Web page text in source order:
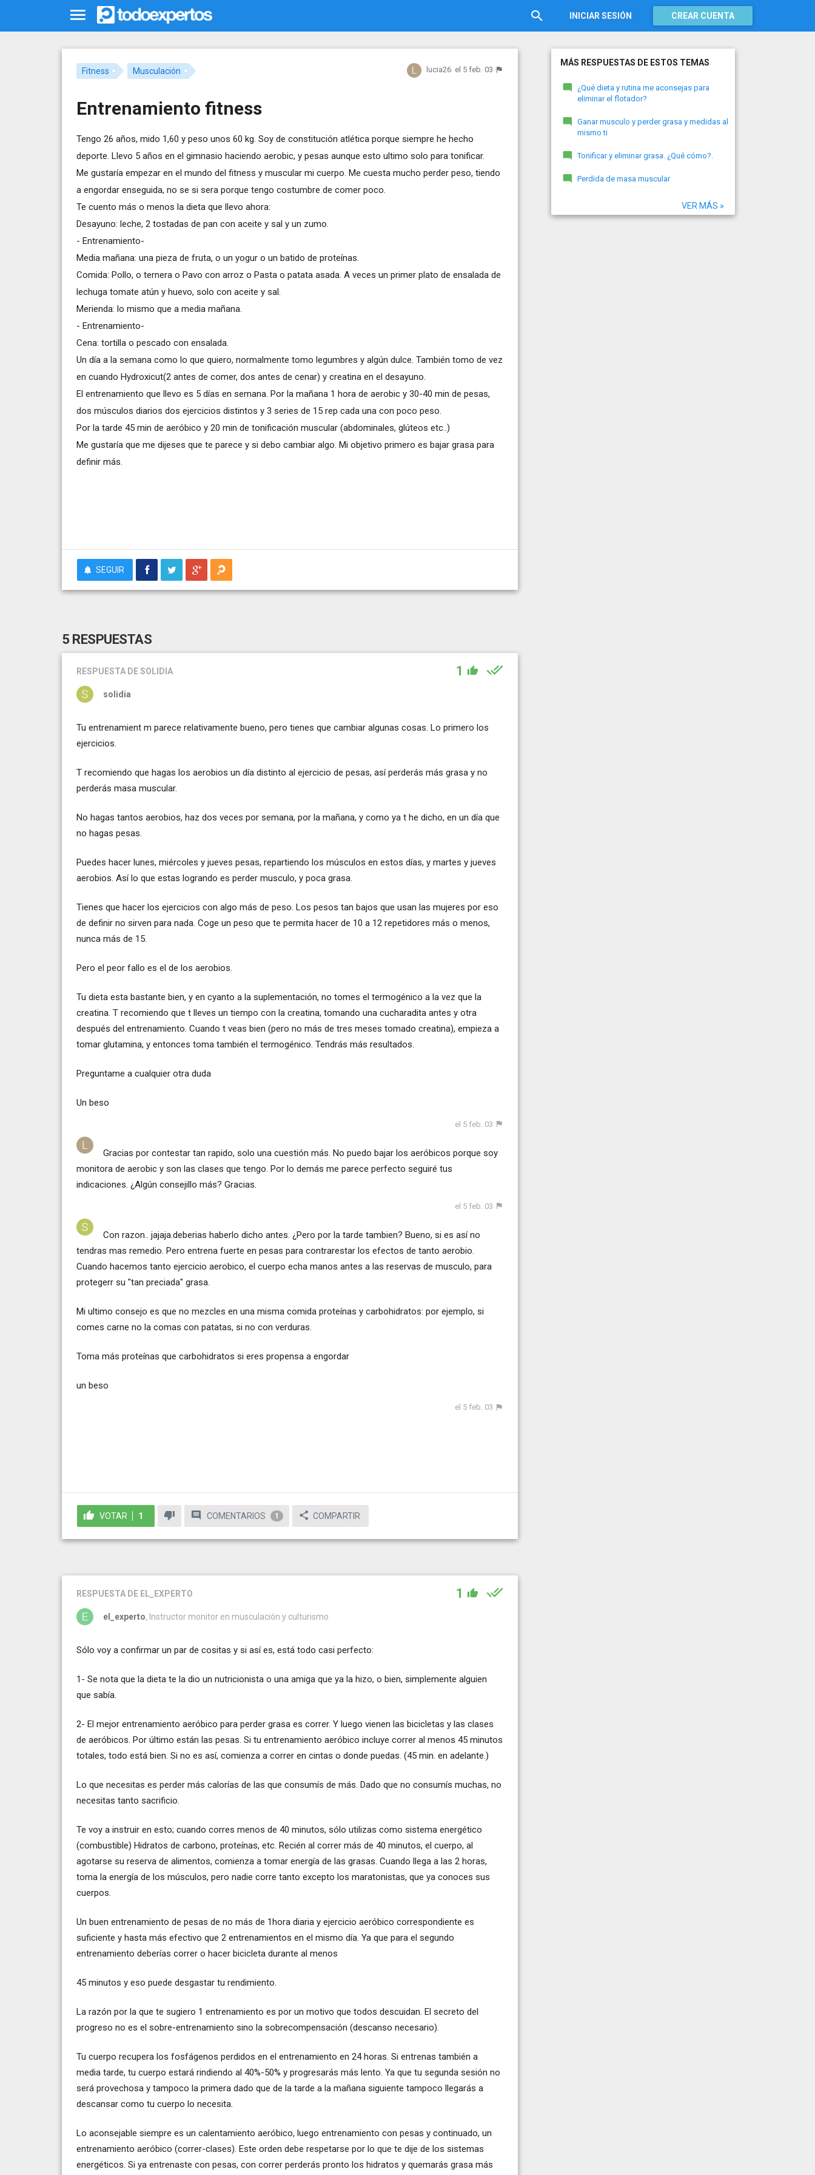
INICIAR SESIÓN CREAR CUENTA
Fitness Musculación lucia26 el 5 feb. 03
Entrenamiento fitness
Tengo 26 años, mido 1,60 y peso unos 60 kg. Soy de constitución atlética porque siempre he hecho
deporte. Llevo 5 años en el gimnasio haciendo aerobic, y pesas aunque esto ultimo solo para tonificar.
Me gustaría empezar en el mundo del fitness y muscular mi cuerpo. Me cuesta mucho perder peso, tiendo
a engordar enseguida, no se si sera porque tengo costumbre de comer poco.
Te cuento más o menos la dieta que llevo ahora:
Desayuno: leche, 2 tostadas de pan con aceite y sal y un zumo.
- Entrenamiento-
Media mañana: una pieza de fruta, o un yogur o un batido de proteínas.
Comida: Pollo, o ternera o Pavo con arroz o Pasta o patata asada. A veces un primer plato de ensalada de
lechuga tomate atún y huevo, solo con aceite y sal.
Merienda: lo mismo que a media mañana.
- Entrenamiento-
Cena: tortilla o pescado con ensalada.
Un día a la semana como lo que quiero, normalmente tomo legumbres y algún dulce. También tomo de vez
en cuando Hydroxicut(2 antes de comer, dos antes de cenar) y creatina en el desayuno.
El entrenamiento que llevo es 5 días en semana. Por la mañana 1 hora de aerobic y 30-40 min de pesas,
dos músculos diarios dos ejercicios distintos y 3 series de 15 rep cada una con poco peso.
Por la tarde 45 min de aeróbico y 20 min de tonificación muscular (abdominales, glúteos etc..)
Me gustaría que me dijeses que te parece y si debo cambiar algo. Mi objetivo primero es bajar grasa para
definir más.
SEGUIR
5 RESPUESTAS
RESPUESTA DE SOLIDIA 1
solidia
Tu entrenamient m parece relativamente bueno, pero tienes que cambiar algunas cosas. Lo primero los
ejercicios.
T recomiendo que hagas los aerobios un día distinto al ejercicio de pesas, así perderás más grasa y no
perderás masa muscular.
No hagas tantos aerobios, haz dos veces por semana, por la mañana, y como ya t he dicho, en un día que
no hagas pesas.
Puedes hacer lunes, miércoles y jueves pesas, repartiendo los músculos en estos días, y martes y jueves
aerobios. Así lo que estas logrando es perder musculo, y poca grasa.
Tienes que hacer los ejercicios con algo más de peso. Los pesos tan bajos que usan las mujeres por eso
de definir no sirven para nada. Coge un peso que te permita hacer de 10 a 12 repetidores más o menos,
nunca más de 15.
Pero el peor fallo es el de los aerobios.
Tu dieta esta bastante bien, y en cyanto a la suplementación, no tomes el termogénico a la vez que la
creatina. T recomiendo que t lleves un tiempo con la creatina, tomando una cucharadita antes y otra
después del entrenamiento. Cuando t veas bien (pero no más de tres meses tomado creatina), empieza a
tomar glutamina, y entonces toma también el termogénico. Tendrás más resultados.
Preguntame a cualquier otra duda
Un beso
el 5 feb. 03
Gracias por contestar tan rapido, solo una cuestión más. No puedo bajar los aeróbicos porque soy
monitora de aerobic y son las clases que tengo. Por lo demás me parece perfecto seguiré tus
indicaciones. ¿Algún consejillo más? Gracias.
el 5 feb. 03
Con razon.. jajaja.deberias haberlo dicho antes. ¿Pero por la tarde tambien? Bueno, si es así no
tendras mas remedio. Pero entrena fuerte en pesas para contrarestar los efectos de tanto aerobio.
Cuando hacemos tanto ejercicio aerobico, el cuerpo echa manos antes a las reservas de musculo, para
protegerr su "tan preciada" grasa.
Mi ultimo consejo es que no mezcles en una misma comida proteínas y carbohidratos: por ejemplo, si
comes carne no la comas con patatas, si no con verduras.
Toma más proteínas que carbohidratos si eres propensa a engordar
un beso
el 5 feb. 03
VOTAR 1 COMENTARIOS 1 COMPARTIR
RESPUESTA DE EL_EXPERTO 1
el_experto, Instructor monitor en musculación y culturismo
Sólo voy a confirmar un par de cositas y si así es, está todo casi perfecto:
1- Se nota que la dieta te la dio un nutricionista o una amiga que ya la hizo, o bien, simplemente alguien
que sabía.
2- El mejor entrenamiento aeróbico para perder grasa es correr. Y luego vienen las bicicletas y las clases
de aeróbicos. Por último están las pesas. Si tu entrenamiento aeróbico incluye correr al menos 45 minutos
totales, todo está bien. Si no es así, comienza a correr en cintas o donde puedas. (45 min. en adelante.)
Lo que necesitas es perder más calorías de las que consumís de más. Dado que no consumís muchas, no
necesitas tanto sacrificio.
Te voy a instruir en esto; cuando corres menos de 40 minutos, sólo utilizas como sistema energético
(combustible) Hidratos de carbono, proteínas, etc. Recién al correr más de 40 minutos, el cuerpo, al
agotarse su reserva de alimentos, comienza a tomar energía de las grasas. Cuando llega a las 2 horas,
toma la energía de los músculos, pero nadie corre tanto excepto los maratonistas, que ya conoces sus
cuerpos.
Un buen entrenamiento de pesas de no más de 1hora diaria y ejercicio aeróbico correspondiente es
suficiente y hasta más efectivo que 2 entrenamientos en el mismo día. Ya que para el segundo
entrenamiento deberías correr o hacer bicicleta durante al menos
45 minutos y eso puede desgastar tu rendimiento.
La razón por la que te sugiero 1 entrenamiento es por un motivo que todos descuidan. El secreto del
progreso no es el sobre-entrenamiento sino la sobrecompensación (descanso necesario).
Tu cuerpo recupera los fosfágenos perdidos en el entrenamiento en 24 horas. Si entrenas también a
media tarde, tu cuerpo estará rindiendo al 40%-50% y progresarás más lento. Ya que tu segunda sesión no
será provechosa y tampoco la primera dado que de la tarde a la mañana siguiente tampoco llegarás a
descansar como tu cuerpo lo necesita.
Lo aconsejable siempre es un calentamiento aeróbico, luego entrenamiento con pesas y continuado, un
entrenamiento aeróbico (correr-clases). Este orden debe respetarse por lo que te dije de los sistemas
energéticos. Si ya entrenaste con pesas, con correr perderás pronto los hidratos y quemarás grasa más
MÁS RESPUESTAS DE ESTOS TEMAS
¿Qué dieta y rutina me aconsejas para
eliminar el flotador?
Ganar musculo y perder grasa y medidas al
mismo ti
Tonificar y eliminar grasa. ¿Qué cómo?.
Perdida de masa muscular
VER MÁS »